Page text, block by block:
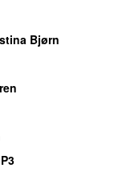
Bjørn